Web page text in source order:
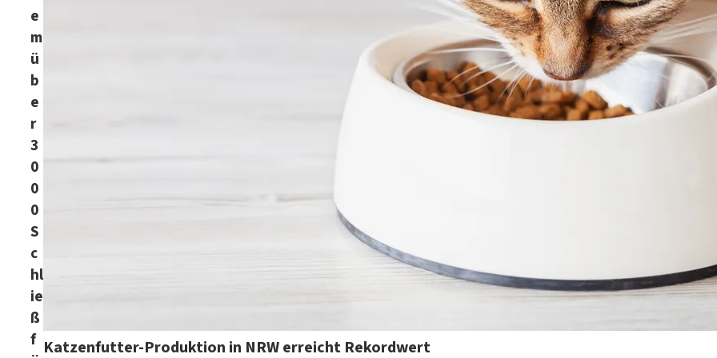
e
m
ü
b
e
r
3
0
0
0
S
c
hl
ie
ß
f Katzenfutter-Produktion in NRW erreicht Rekordwert